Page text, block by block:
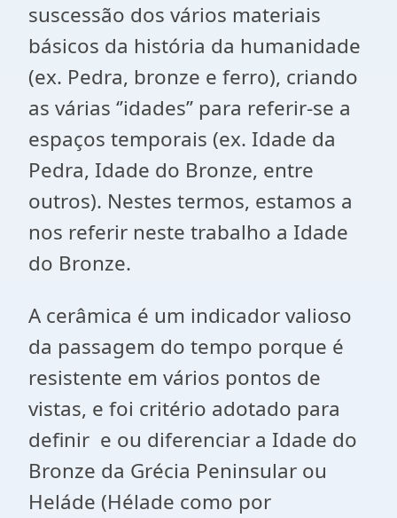
suscessão dos vários materiais
básicos da história da humanidade
(ex. Pedra, bronze e ferro), criando
as várias ‘’idades’’ para referir-se a
espaços temporais (ex. Idade da
Pedra, Idade do Bronze, entre
outros). Nestes termos, estamos a
nos referir neste trabalho a Idade
do Bronze.
A cerâmica é um indicador valioso
da passagem do tempo porque é
resistente em vários pontos de
vistas, e foi critério adotado para
definir e ou diferenciar a Idade do
Bronze da Grécia Peninsular ou
Heláde (Hélade como por